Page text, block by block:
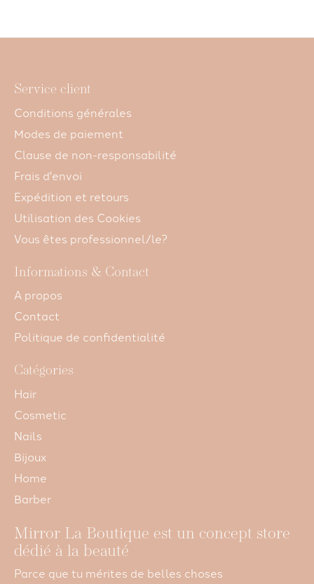
Service client
Conditions générales
Modes de paiement
Clause de non-responsabilité
Frais d'envoi
Expédition et retours
Utilisation des Cookies
Vous êtes professionnel/le?
Informations & Contact
A propos
Contact
Politique de confidentialité
Catégories
Hair
Cosmetic
Nails
Bijoux
Home
Barber
Mirror La Boutique est un concept store
dédié à la beauté
Parce que tu mérites de belles choses